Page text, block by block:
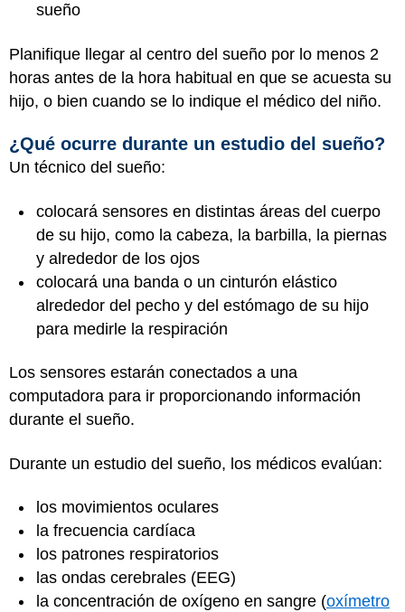
sueño
Planifique llegar al centro del sueño por lo menos 2
horas antes de la hora habitual en que se acuesta su
hijo, o bien cuando se lo indique el médico del niño.
¿Qué ocurre durante un estudio del sueño?
Un técnico del sueño:
colocará sensores en distintas áreas del cuerpo
de su hijo, como la cabeza, la barbilla, la piernas
y alrededor de los ojos
colocará una banda o un cinturón elástico
alrededor del pecho y del estómago de su hijo
para medirle la respiración
Los sensores estarán conectados a una
computadora para ir proporcionando información
durante el sueño.
Durante un estudio del sueño, los médicos evalúan:
los movimientos oculares
la frecuencia cardíaca
los patrones respiratorios
las ondas cerebrales (EEG)
la concentración de oxígeno en sangre (oxímetro